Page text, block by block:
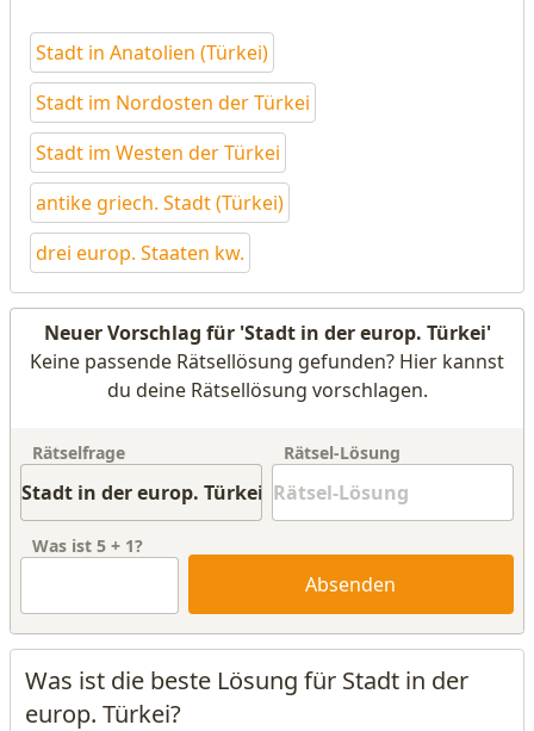
Stadt in Anatolien (Türkei)
Stadt im Nordosten der Türkei
Stadt im Westen der Türkei
antike griech. Stadt (Türkei)
drei europ. Staaten kw.
Neuer Vorschlag für 'Stadt in der europ. Türkei'
Keine passende Rätsellösung gefunden? Hier kannst
du deine Rätsellösung vorschlagen.
Rätselfrage Rätsel-Lösung
Was ist 5 + 1?
Absenden
Was ist die beste Lösung für Stadt in der
europ. Türkei?